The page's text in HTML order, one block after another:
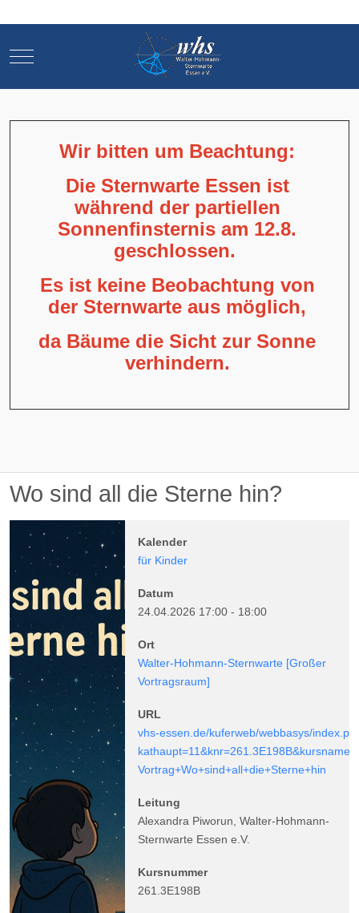
Mobile Menu Toggle
Wir bitten um Beachtung:
Die Sternwarte Essen ist
während der partiellen
Sonnenfinsternis am 12.8.
geschlossen.
Es ist keine Beobachtung von
der Sternwarte aus möglich,
da Bäume die Sicht zur Sonne
verhindern.
Wo sind all die Sterne hin?
Kalender
für Kinder
Datum
24.04.2026 17:00 - 18:00
Ort
Walter-Hohmann-Sternwarte [Großer
Vortragsraum]
URL
vhs-essen.de/kuferweb/webbasys/
Vortrag+Wo+sind+all+die+Sterne+hin
Leitung
Alexandra Piworun, Walter-Hohmann-
Sternwarte Essen e.V.
Kursnummer
261.3E198B